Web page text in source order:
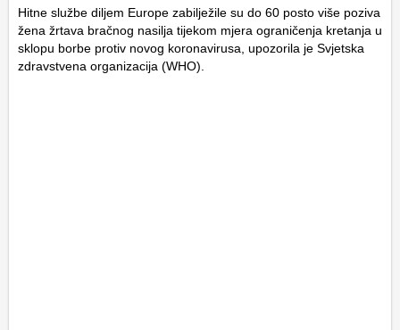
Hitne službe diljem Europe zabilježile su do 60 posto više poziva
žena žrtava bračnog nasilja tijekom mjera ograničenja kretanja u
sklopu borbe protiv novog koronavirusa, upozorila je Svjetska
zdravstvena organizacija (WHO).